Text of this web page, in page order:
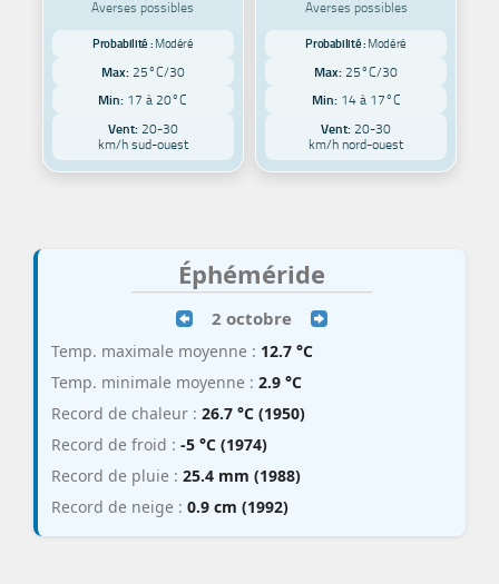
Averses possibles
Probabilité : Modéré
Max: 25°C/30
Min: 17 à 20°C
Vent:20-30
km/h sud-ouest
Averses possibles
Probabilité : Modéré
Max: 25°C/30
Min: 14 à 17°C
Vent: 20-30
km/h nord-ouest
Éphéméride
2 octobre
Temp. maximale moyenne : 12.7 °C
Temp. minimale moyenne : 2.9 °C
Record de chaleur : 26.7 °C (1950)
Record de froid : -5 °C (1974)
Record de pluie : 25.4 mm (1988)
Record de neige : 0.9 cm (1992)